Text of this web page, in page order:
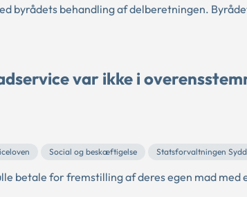
byrådets behandling af delberetningen.
var ikke i
Social og beskæftigelse Statsforvaltningen
betale for fremstilling af deres egen mad med